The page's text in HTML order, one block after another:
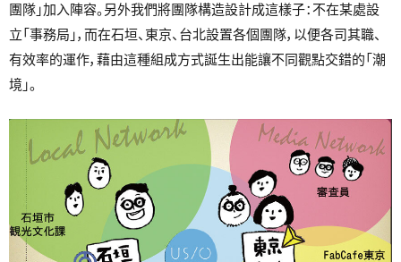
團隊」加入陣容。另外我們將團隊構造設計成這樣子：不在某處設
立「事務局」，而在石垣、東京、台北設置各個團隊，以便各司其職、
有效率的運作，藉由這種組成方式誕生出能讓不同觀點交錯的「潮
境」。